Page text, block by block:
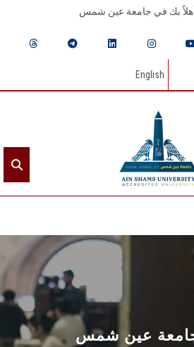
بك في جامعة عين شمس
English
الرئيسيـة
عن الجامعة
القطاعـات جامعة عين شمس